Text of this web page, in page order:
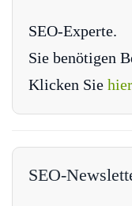
SEO-Experte.
Sie benötigen
Klicken Sie hier
SEO-